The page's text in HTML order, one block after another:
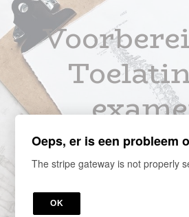
Arts
Oeps, er is een probleem
The stripe gateway is not properly
OK